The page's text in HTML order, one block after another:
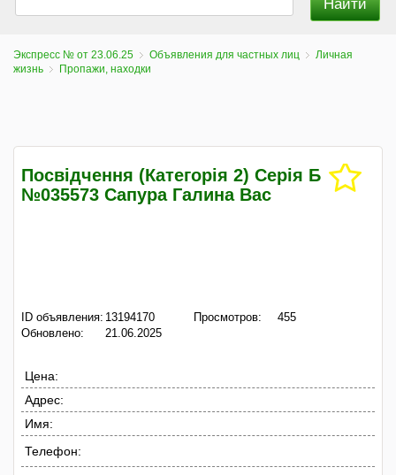
Экспресс № от 23.06.25 Объявления для частных лиц
Личная
жизнь
Пропажи, находки
Посвідчення (Категорія 2) Серія Б
№035573 Сапура Галина Вас
ID объявления: 13194170
Обновлено:
21.06.2025
Просмотров: 455
Цена:
Адрес:
Имя:
Телефон: